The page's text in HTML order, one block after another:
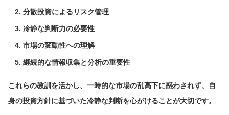
分散投資によるリスク管理
冷静な判断力の必要性
市場の変動性への理解
継続的な情報収集と分析の重要性
これらの教訓を活かし、一時的な市場の乱高下に惑わされず、自
身の投資方針に基づいた冷静な判断を心がけることが大切です。